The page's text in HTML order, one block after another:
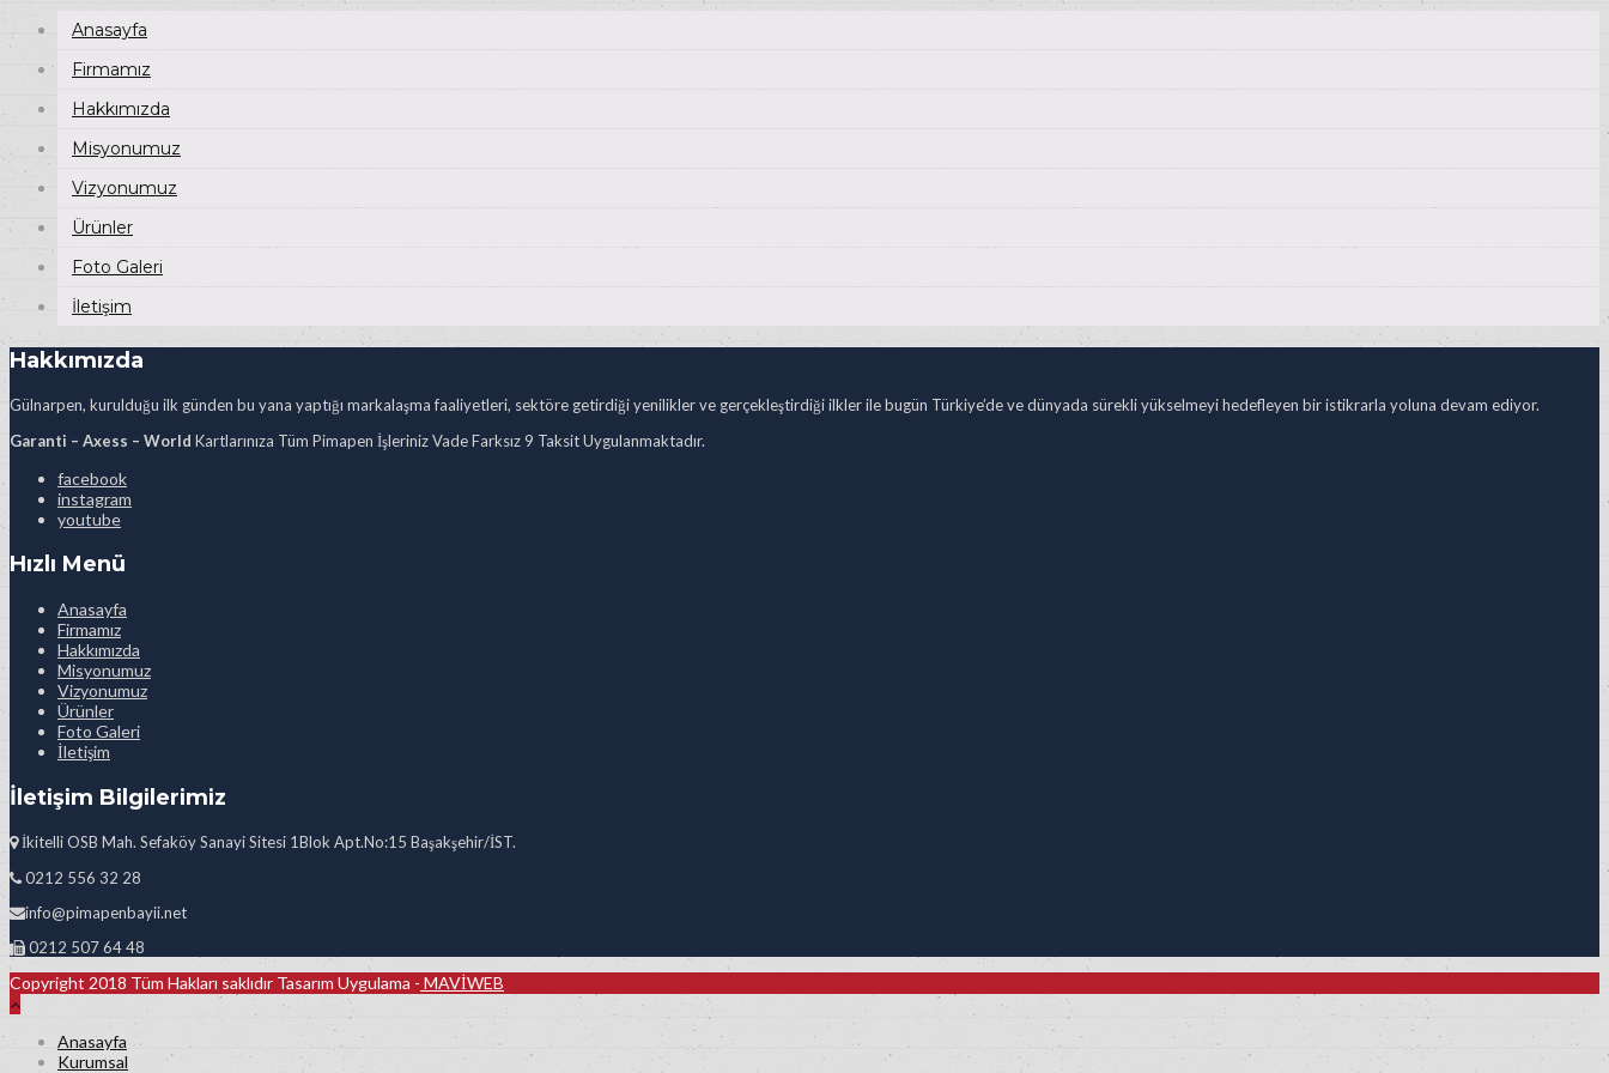
Anasayfa
Firmamız
Hakkımızda
Misyonumuz
Vizyonumuz
Ürünler
Foto Galeri
İletişim
Hakkımızda
Gülnarpen, kurulduğu ilk günden bu yana yaptığı markalaşma faaliyetleri, sektöre getirdiği yenilikler ve gerçekleştirdiği ilkler ile bugün Türkiye’de ve dünyada sürekli yükselmeyi hedefleyen bir istikrarla yoluna devam ediyor.
Garanti – Axess – World Kartlarınıza Tüm Pimapen İşleriniz Vade Farksız 9 Taksit Uygulanmaktadır.
facebook
instagram
youtube
Hızlı Menü
Anasayfa
Firmamız
Hakkımızda
Misyonumuz
Vizyonumuz
Ürünler
Foto Galeri
İletişim
İletişim Bilgilerimiz
İkitelli OSB Mah. Sefaköy Sanayi Sitesi 1Blok Apt.No:15 Başakşehir/İST.
0212 556 32 28
info@pimapenbayii.net
0212 507 64 48
Copyright 2018 Tüm Hakları saklıdır Tasarım Uygulama - MAVİWEB
Anasayfa
Kurumsal